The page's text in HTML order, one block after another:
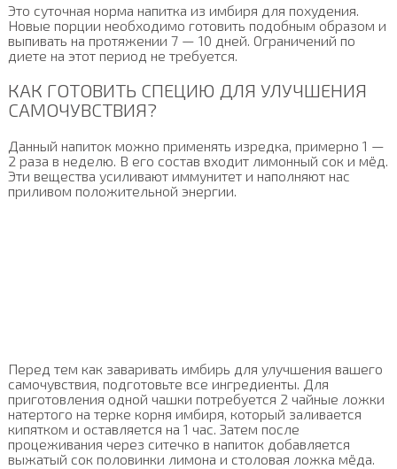
Это суточная норма напитка из имбиря для похудения.
Новые порции необходимо готовить подобным образом и
выпивать на протяжении 7 — 10 дней. Ограничений по
диете на этот период не требуется.
КАК ГОТОВИТЬ СПЕЦИЮ ДЛЯ УЛУЧШЕНИЯ
САМОЧУВСТВИЯ?
Данный напиток можно применять изредка, примерно 1 —
2 раза в неделю. В его состав входит лимонный сок и мёд.
Эти вещества усиливают иммунитет и наполняют нас
приливом положительной энергии.
Перед тем как заваривать имбирь для улучшения вашего
самочувствия, подготовьте все ингредиенты. Для
приготовления одной чашки потребуется 2 чайные ложки
натертого на терке корня имбиря, который заливается
кипятком и оставляется на 1 час. Затем после
процеживания через ситечко в напиток добавляется
выжатый сок половинки лимона и столовая ложка мёда.